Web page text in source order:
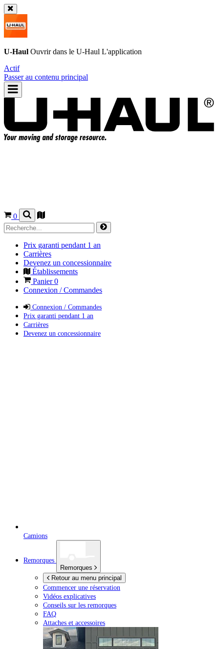
U-Haul Ouvrir dans le U-Haul L'application
Actif
Passer au contenu principal
0
Prix garanti pendant 1 an
Carrières
Devenez un concessionnaire
Établissements
Panier0
Connexion / Commandes
Connexion / Commandes
Prix garanti pendant 1 an
Carrières
Devenez un concessionnaire
Camions
Remorques
Remorques
Retour au menu principal
Commencer une réservation
Vidéos explicatives
Conseils sur les remorques
FAQ
Attaches et accessoires